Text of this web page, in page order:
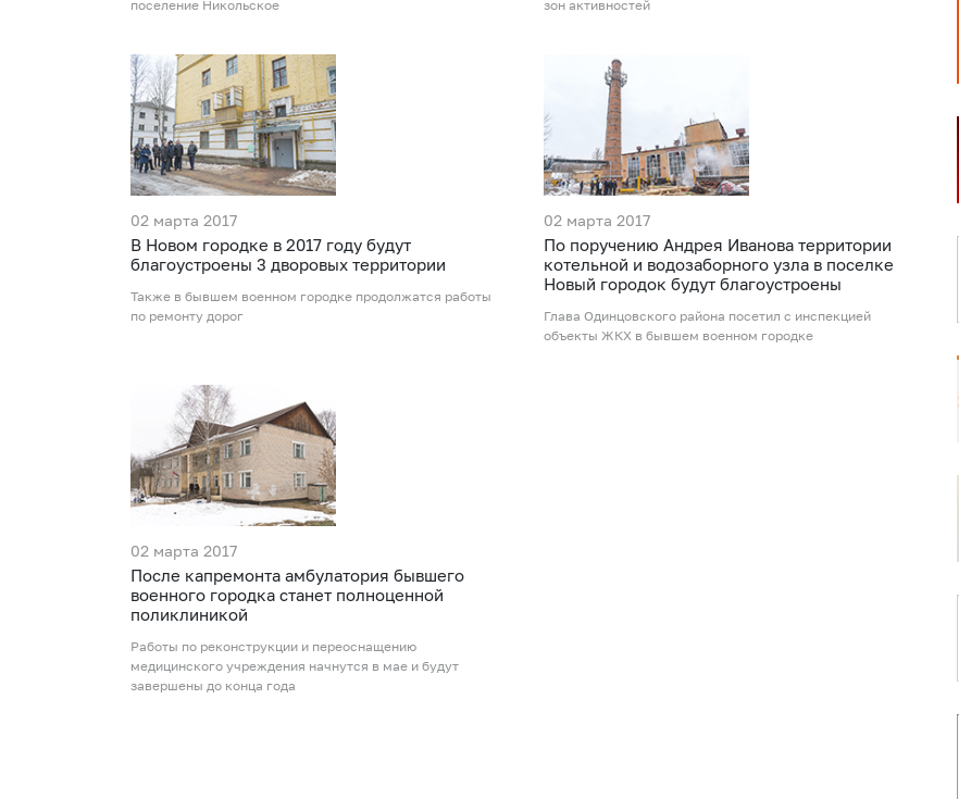
поселение Никольское
зон активностей
02 марта 2017
В Новом городке в 2017 году будут
благоустроены 3 дворовых территории
Также в бывшем военном городке продолжатся работы
по ремонту дорог
02 марта 2017
По поручению Андрея Иванова территории
котельной и водозаборного узла в поселке
Новый городок будут благоустроены
Глава Одинцовского района посетил с инспекцией
объекты ЖКХ в бывшем военном городке
02 марта 2017
После капремонта амбулатория бывшего
военного городка станет полноценной
поликлиникой
Работы по реконструкции и переоснащению
медицинского учреждения начнутся в мае и будут
завершены до конца года